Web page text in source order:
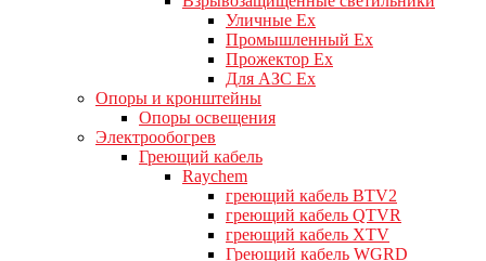
Уличные Ex
Промышленный Ex
Прожектор Ex
Для АЗС Ex
Опоры и кронштейны
Опоры освещения
Электрообогрев
Греющий кабель
Raychem
греющий кабель BTV2
греющий кабель QTVR
греющий кабель XTV
Греющий кабель WGRD